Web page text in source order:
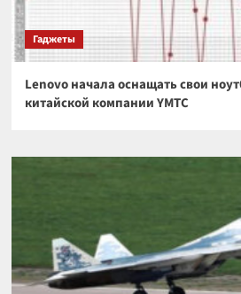
Гаджеты
Lenovo начала оснащать свои
китайской компании YMTC